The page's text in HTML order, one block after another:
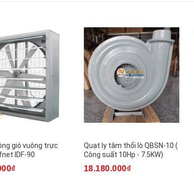
gió vuông trực
IDF-90
Quạt ly tâm thổi lò QBSN-10 (
Công suất 10Hp - 7.5KW)
18.180.000₫